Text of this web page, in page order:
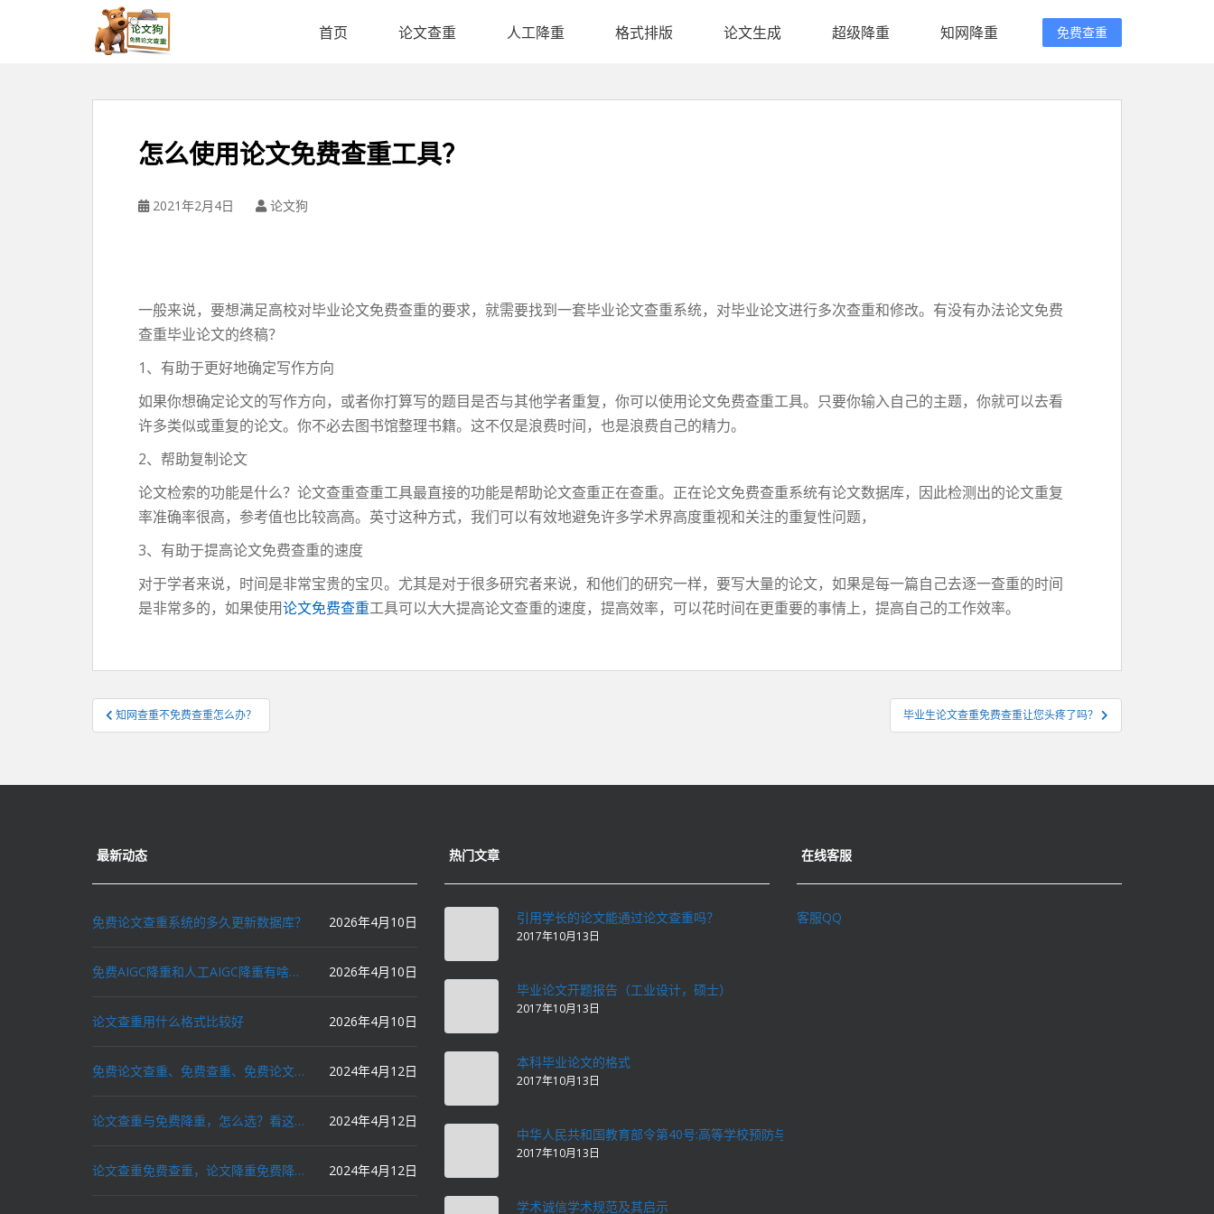
首页 论文查重 人工降重 格式排版 论文生成 超级降重 知网降重 免费查重
怎么使用论文免费查重工具？
2021年2月4日 论文狗
一般来说，要想满足高校对毕业论文免费查重的要求，就需要找到一套毕业论文查重系统，对毕业论文进行多次查重和修改。有没有办法论文免费
查重毕业论文的终稿？
1、有助于更好地确定写作方向
如果你想确定论文的写作方向，或者你打算写的题目是否与其他学者重复，你可以使用论文免费查重工具。只要你输入自己的主题，你就可以去看
许多类似或重复的论文。你不必去图书馆整理书籍。这不仅是浪费时间，也是浪费自己的精力。
2、帮助复制论文
论文检索的功能是什么？论文查重查重工具最直接的功能是帮助论文查重正在查重。正在论文免费查重系统有论文数据库，因此检测出的论文重复
率准确率很高，参考值也比较高高。英寸这种方式，我们可以有效地避免许多学术界高度重视和关注的重复性问题，
3、有助于提高论文免费查重的速度
对于学者来说，时间是非常宝贵的宝贝。尤其是对于很多研究者来说，和他们的研究一样，要写大量的论文，如果是每一篇自己去逐一查重的时间
是非常多的，如果使用论文免费查重工具可以大大提高论文查重的速度，提高效率，可以花时间在更重要的事情上，提高自己的工作效率。
文
章
航
知网查重不免费查重怎么办？ 毕业生论文查重免费查重让您头疼了吗？
最新动态
免费论文查重系统的多久更新数据库？ 2026年4月10日
免费AIGC降重和人工AIGC降重有啥区别？ 2026年4月10日
论文查重用什么格式比较好 2026年4月10日
免费论文查重、免费查重、免费论文降重、免费降重、智能降重、一键降重、降低AIGC写作率、AI写论文，这些名词你了解吗？ 2024年4月12日
论文查重与免费降重，怎么选？看这里就对了！ 2024年4月12日
论文查重免费查重，论文降重免费降重，机器降重，人工降重，降低AIGC写作率，ai写论文，都要选论文狗和paperdog以及文思慧达！ 2024年4月12日
热门文章
引用学长的论文能通过论文查重吗？
2017年10月13日
毕业论文开题报告（工业设计，硕士）
2017年10月13日
本科毕业论文的格式
2017年10月13日
中华人民共和国教育部令第40号:高等学校预防与处理学术不端行为办法
2017年10月13日
学术诚信学术规范及其启示
在线客服
客服QQ